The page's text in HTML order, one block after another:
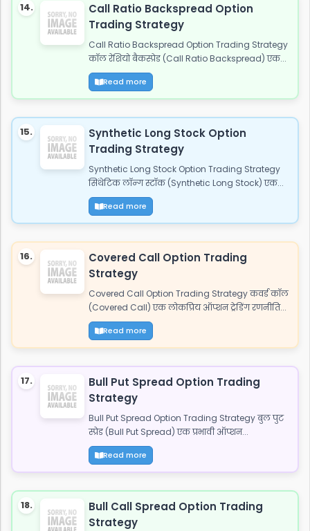
14.
Call Ratio Backspread Option
Trading Strategy
Call Ratio Backspread Option Trading Strategy
कॉल रेशियो बैकस्प्रेड (Call Ratio Backspread) एक...
Read more
15.
Synthetic Long Stock Option
Trading Strategy
Synthetic Long Stock Option Trading Strategy
सिंथेटिक लॉन्ग स्टॉक (Synthetic Long Stock) एक...
Read more
16.
Covered Call Option Trading
Strategy
Covered Call Option Trading Strategy कवर्ड कॉल
(Covered Call) एक लोकप्रिय ऑप्शन ट्रेडिंग रणनीति...
Read more
17.
Bull Put Spread Option Trading
Strategy
Bull Put Spread Option Trading Strategy बुल पुट
स्प्रेड (Bull Put Spread) एक प्रभावी ऑप्शन...
Read more
18.
Bull Call Spread Option Trading
Strategy